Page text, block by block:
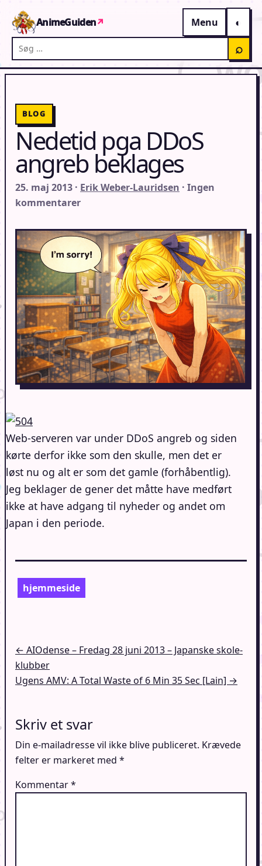
AnimeGuiden↗
Menu
Søg på AnimeGuiden
⌕
BLOG
Nedetid pga DDoS
angreb beklages
25. maj 2013 · Erik Weber-Lauridsen · Ingen
kommentarer
Web-serveren var under DDoS angreb og siden
kørte derfor ikke som den skulle, men det er
løst nu og alt er som det gamle (forhåbentlig).
Jeg beklager de gener det måtte have medført
ikke at have adgang til nyheder og andet om
Japan i den periode.
hjemmeside
Indlægsnavigation
← AIOdense – Fredag 28 juni 2013 – Japanske skole-
klubber
Ugens AMV: A Total Waste of 6 Min 35 Sec [Lain] →
Skriv et svar
Din e-mailadresse vil ikke blive publiceret. Krævede
felter er markeret med *
Kommentar*